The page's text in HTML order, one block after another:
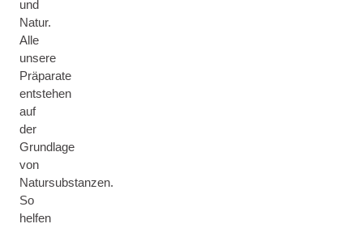
und
Natur.
Alle
unsere
Präparate
entstehen
auf
der
Grundlage
von
Natursubstanzen.
So
helfen